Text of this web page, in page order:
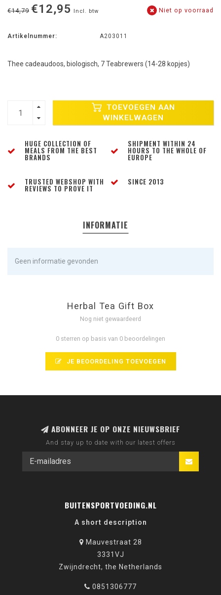
€14,79 €12,95 Incl. btw Niet op voorraad
Artikelnummer: A203011
Thee cadeaudoos, biologisch, 7 Teabrewers (14-28 kopjes)
TOEVOEGEN AAN
WINKELWAGEN
HUGE COLLECTION OF
MEALS FROM THE BEST
BRANDS
SHIPMENT WITHIN 24
HOURS TO THE WHOLE OF
EUROPE
TRUSTED WEBSHOP WITH
REVIEWS TO PROVE IT
SINCE 2013
INFORMATIE
Geen informatie gevonden
Herbal Tea Gift Box
Nog niet gewaardeerd
0 sterren op basis van 0 beoordelingen
JE BEOORDELING TOEVOEGEN
ABONNEER JE OP ONZE NIEUWSBRIEF
And stay up to date with our latest offers
BUITENSPORTVOEDING.NL
A short description
Mauvestraat 28
3331VJ
Zwijndrecht, the Netherlands
0851306777